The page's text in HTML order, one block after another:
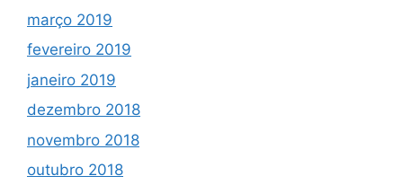
março 2019
fevereiro 2019
janeiro 2019
dezembro 2018
novembro 2018
outubro 2018